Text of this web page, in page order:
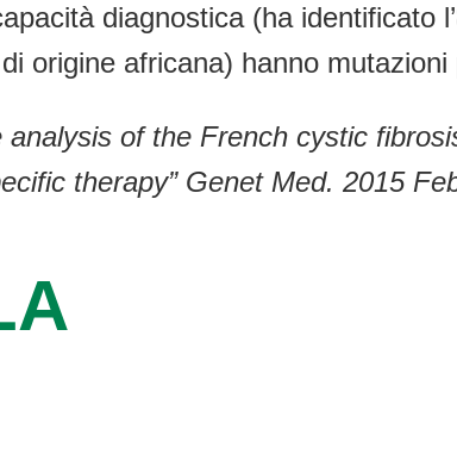
diagnostica (ha identificato
origine africana) hanno mutazioni
of the French cystic
therapy” Genet Med. 2015